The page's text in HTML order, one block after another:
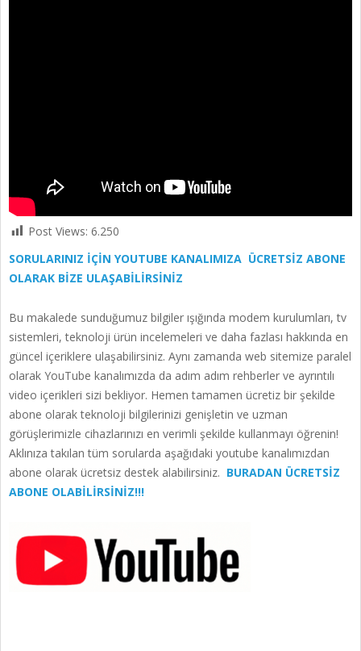
Post Views: 6.250
SORULARINIZ İÇİN YOUTUBE KANALIMIZA ÜCRETSİZ ABONE
OLARAK BİZE ULAŞABİLİRSİNİZ
Bu makalede sunduğumuz bilgiler ışığında modem kurulumları, tv
sistemleri, teknoloji ürün incelemeleri ve daha fazlası hakkında en
güncel içeriklere ulaşabilirsiniz. Aynı zamanda web sitemize paralel
olarak YouTube kanalımızda da adım adım rehberler ve ayrıntılı
video içerikleri sizi bekliyor. Hemen tamamen ücretiz bir şekilde
abone olarak teknoloji bilgilerinizi genişletin ve uzman
görüşlerimizle cihazlarınızı en verimli şekilde kullanmayı öğrenin!
Aklınıza takılan tüm sorularda aşağıdaki youtube kanalımızdan
abone olarak ücretsiz destek alabilirsiniz. BURADAN ÜCRETSİZ
ABONE OLABİLİRSİNİZ!!!